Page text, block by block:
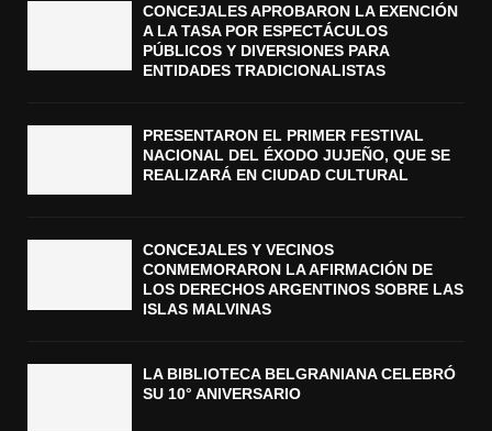
CONCEJALES APROBARON LA EXENCIÓN
A LA TASA POR ESPECTÁCULOS
PÚBLICOS Y DIVERSIONES PARA
ENTIDADES TRADICIONALISTAS
PRESENTARON EL PRIMER FESTIVAL
NACIONAL DEL ÉXODO JUJEÑO, QUE SE
REALIZARÁ EN CIUDAD CULTURAL
CONCEJALES Y VECINOS
CONMEMORARON LA AFIRMACIÓN DE
LOS DERECHOS ARGENTINOS SOBRE LAS
ISLAS MALVINAS
LA BIBLIOTECA BELGRANIANA CELEBRÓ
SU 10° ANIVERSARIO